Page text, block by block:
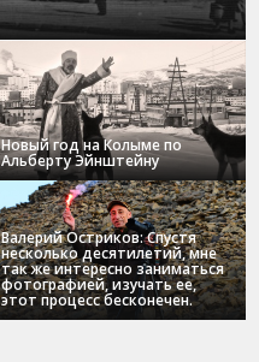
Новый год на Колыме по
Альберту Эйнштейну
Валерий Остриков: Спустя
несколько десятилетий, мне
так же интересно заниматься
фотографией, изучать ее,
этот процесс бесконечен.